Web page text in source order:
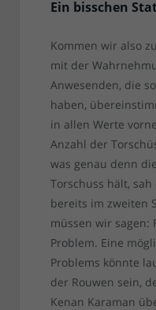
Ein bisschen
Kommen wir also
mit der
Anwesenden, die
haben,
in allen Werte
Anzahl der
was genau denn
Torschuss hält,
bereits im zweiten
müssen wir sagen:
Problem. Eine
Problems könnte
der Rouwen sein,
Kenan Karaman